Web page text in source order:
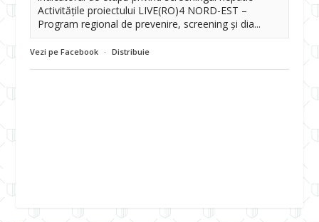
Activitățile proiectului LIVE(RO)4 NORD-EST –
Program regional de prevenire, screening și dia...
Vezi pe Facebook · Distribuie